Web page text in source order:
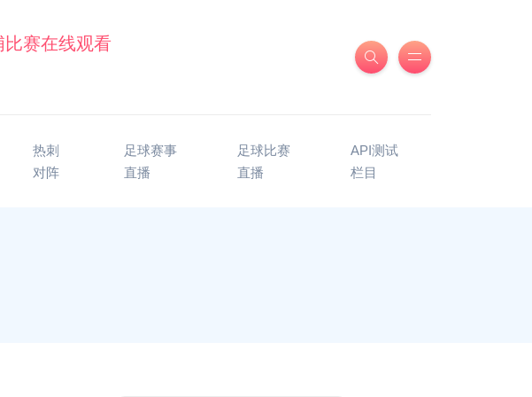
热刺
对阵
足球赛事
直播
足球比赛
直播
API测试
栏目